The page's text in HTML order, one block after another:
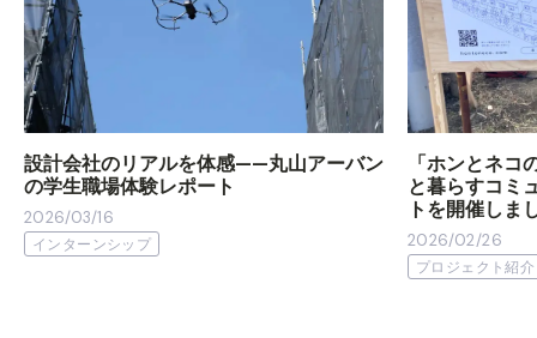
設計会社のリアルを体感——丸山アーバン
の学生職場体験レポート
2026/03/16
インターンシップ
「ホンとネコ
と暮らすコミ
トを開催しま
2026/02/26
プロジェクト紹介